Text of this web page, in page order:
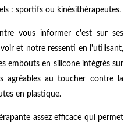
: sportifs ou kinésithérapeutes.
vous informer c'est sur ses
et notre ressenti en l'utilisant,
embouts en silicone intégrés sur
agréables au toucher contre la
en plastique.
assez efficace qui permet